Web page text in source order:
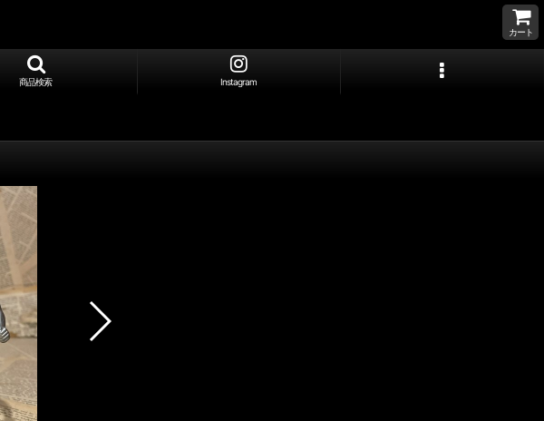
カート
商品検索 Instagram